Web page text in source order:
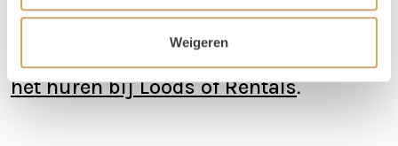
Weigeren
moeten we deze kosten wel in rekening brengen
Lees hier alle veelgestelde vragen over
het huren bij Loods of Rentals.